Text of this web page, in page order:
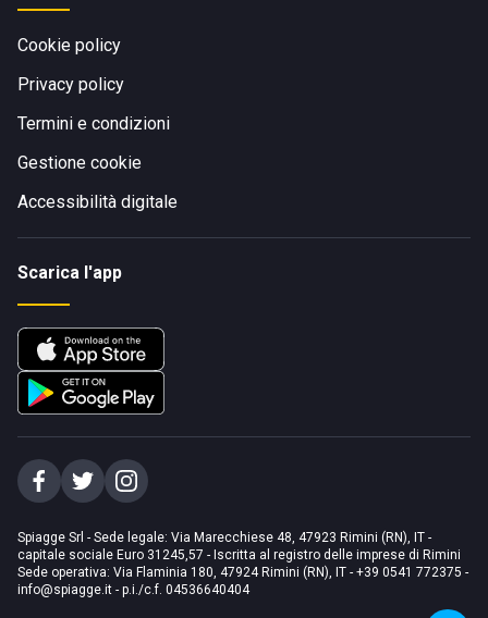
Cookie policy
Privacy policy
Termini e condizioni
Gestione cookie
Accessibilità digitale
Scarica l'app
Spiagge Srl - Sede legale: Via Marecchiese 48, 47923 Rimini (RN), IT -
capitale sociale Euro 31245,57 - Iscritta al registro delle imprese di Rimini
Sede operativa: Via Flaminia 180, 47924 Rimini (RN), IT - +39 0541 772375 -
info@spiagge.it - p.i./c.f. 04536640404